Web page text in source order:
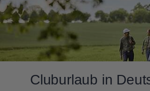
Cluburlaub in